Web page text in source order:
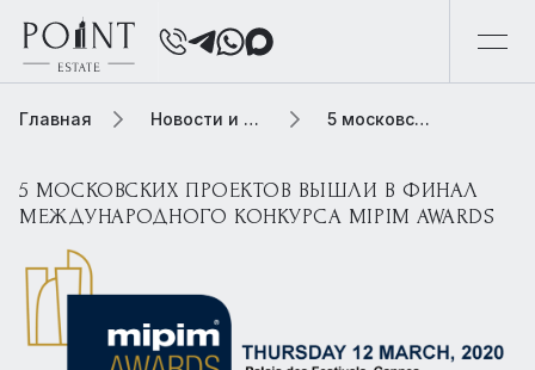
Главная Новости и обзоры 5 московских проектов вышли в финал международного конкурса MIPIM Awards
5 МОСКОВСКИХ ПРОЕКТОВ ВЫШЛИ В ФИНАЛ
МЕЖДУНАРОДНОГО КОНКУРСА MIPIM AWARDS